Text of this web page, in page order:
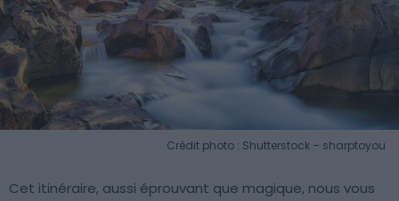
Crédit photo : Shutterstock – sharptoyou
Cet itinéraire, aussi éprouvant que magique, nous vous